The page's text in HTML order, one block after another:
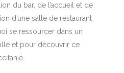
du bar, de l’accueil et de
d’une salle de restaurant
se ressourcer dans un
et pour découvrir ce